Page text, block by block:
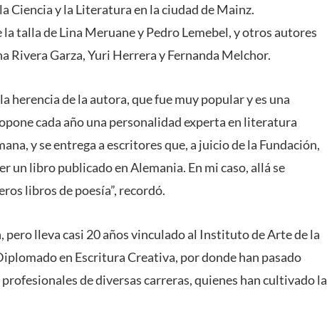
Ciencia y la Literatura en la ciudad de Mainz.
talla de Lina Meruane y Pedro Lemebel, y otros autores
Rivera Garza, Yuri Herrera y Fernanda Melchor.
herencia de la autora, que fue muy popular y es una
cada año una personalidad experta en literatura
y se entrega a escritores que, a juicio de la Fundación,
un libro publicado en Alemania. En mi caso, allá se
libros de poesía”, recordó.
lleva casi 20 años vinculado al Instituto de Arte de la
en Escritura Creativa, por donde han pasado
de diversas carreras, quienes han cultivado la